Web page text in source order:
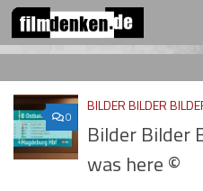
Zum Inhalt springenFOLGEN:
0
BILDER BILDER
Bilder Bilder
was here ©️